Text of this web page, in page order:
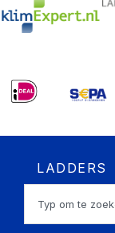
LADDERS